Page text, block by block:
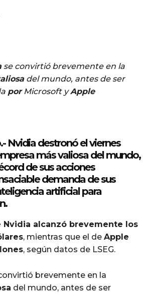
se convirtió brevemente en la
del mundo, antes de ser
porMicrosoft yApple
Nvidiadestronó el viernes
másvaliosadel mundo,
de sus acciones
demandade sus
artificial para
Nvidia alcanzó brevemente los
, mientras que el de Apple
, según datos de LSEG.
brevemente en la
del mundo, antes de ser